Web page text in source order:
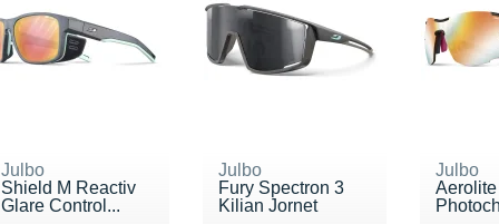
Julbo
Shield M Reactiv
Glare Control...
Julbo
Fury Spectron 3
Kilian Jornet
Julbo